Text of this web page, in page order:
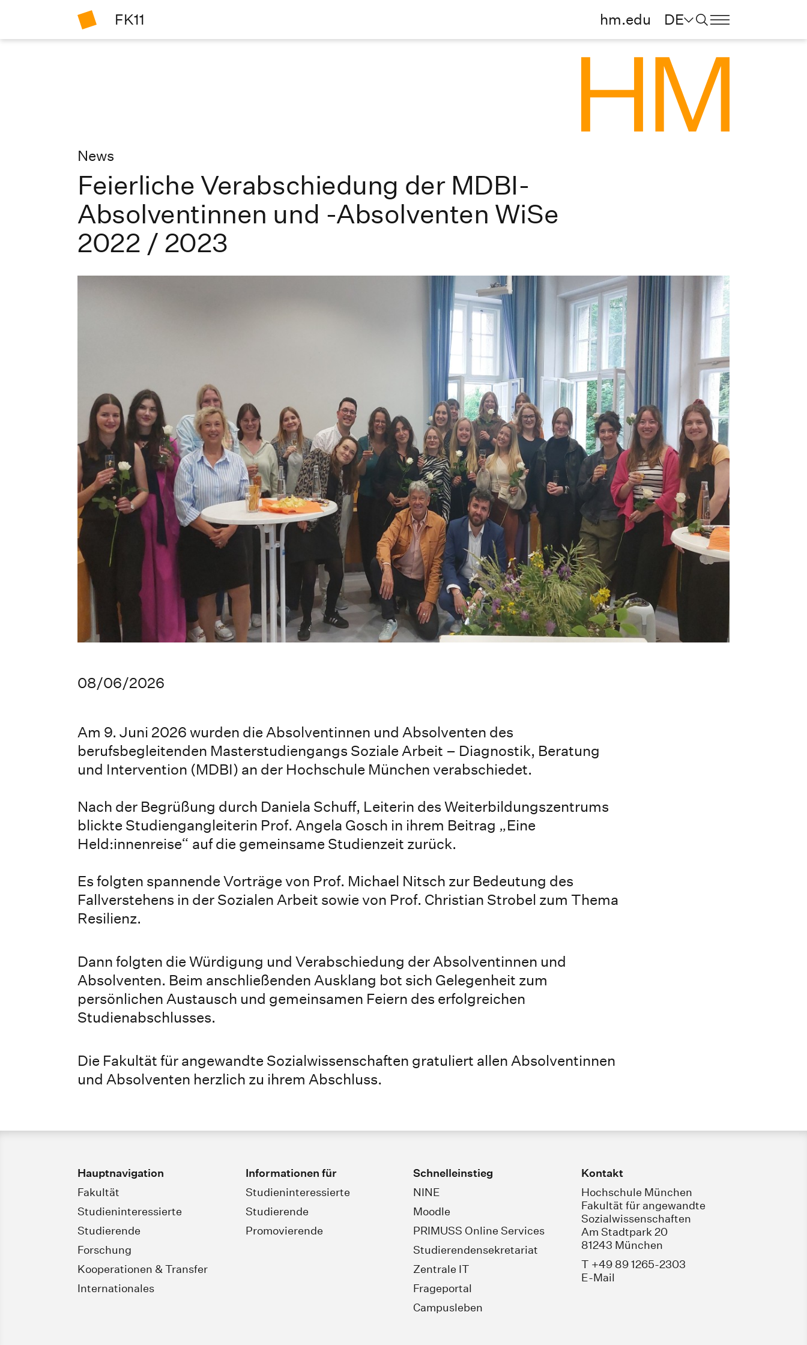
FK11 hm.edu DE
News
Feierliche Verabschiedung der MDBI-
Absolventinnen und -Absolventen WiSe
2022 / 2023
08/06/2026
Am 9. Juni 2026 wurden die Absolventinnen und Absolventen des
berufsbegleitenden Masterstudiengangs Soziale Arbeit – Diagnostik, Beratung
und Intervention (MDBI) an der Hochschule München verabschiedet.
Nach der Begrüßung durch Daniela Schuff, Leiterin des Weiterbildungszentrums
blickte Studiengangleiterin Prof. Angela Gosch in ihrem Beitrag „Eine
Held:innenreise“ auf die gemeinsame Studienzeit zurück.
Es folgten spannende Vorträge von Prof. Michael Nitsch zur Bedeutung des
Fallverstehens in der Sozialen Arbeit sowie von Prof. Christian Strobel zum Thema
Resilienz.
Dann folgten die Würdigung und Verabschiedung der Absolventinnen und
Absolventen. Beim anschließenden Ausklang bot sich Gelegenheit zum
persönlichen Austausch und gemeinsamen Feiern des erfolgreichen
Studienabschlusses.
Die Fakultät für angewandte Sozialwissenschaften gratuliert allen Absolventinnen
und Absolventen herzlich zu ihrem Abschluss.
Hauptnavigation
Fakultät
Studieninteressierte
Studierende
Forschung
Kooperationen & Transfer
Internationales
Informationen für
Studieninteressierte
Studierende
Promovierende
Schnelleinstieg
NINE
Moodle
PRIMUSS Online Services
Studierendensekretariat
Zentrale IT
Frageportal
Campusleben
Kontakt
Hochschule München
Fakultät für angewandte
Sozialwissenschaften
Am Stadtpark 20
81243 München
T +49 89 1265-2303
E-Mail